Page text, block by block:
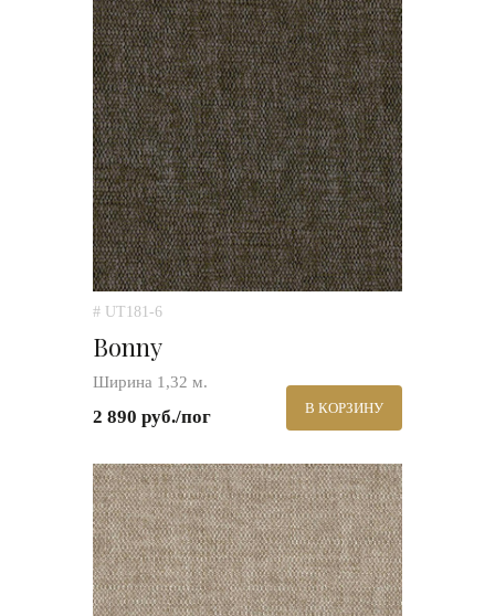
# UT181-6
Bonny
Ширина 1,32 м.
2 890 руб./пог В КОРЗИНУ